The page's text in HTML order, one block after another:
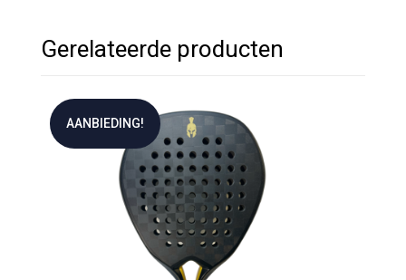
Gerelateerde producten
AANBIEDING!